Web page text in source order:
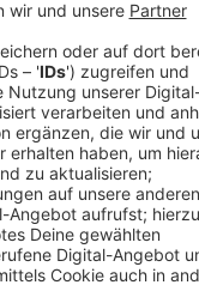
anbieten - und
möglich
der